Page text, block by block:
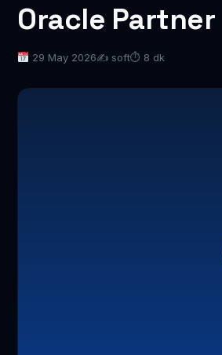
Oracle Partner
29 May 2026✍️ soft⏱ 8 dk